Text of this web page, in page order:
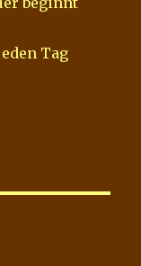
Tag